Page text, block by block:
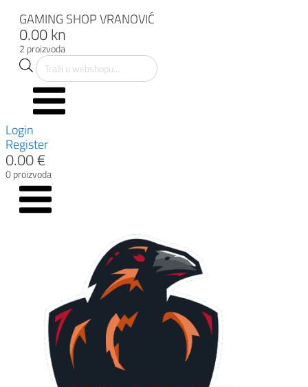
GAMING SHOP VRANOVIĆ
0.00 kn
2 proizvoda
Products
search
Login
Register
0.00 €
0 proizvoda